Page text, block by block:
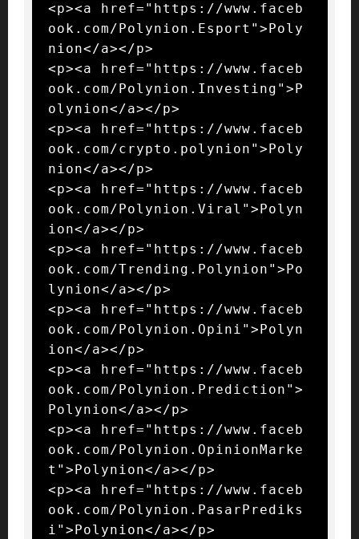
<p><a href="https://www.faceb
ook.com/Polynion.Esport">Poly
nion</a></p>
<p><a href="https://www.faceb
ook.com/Polynion.Investing">P
olynion</a></p>
<p><a href="https://www.faceb
ook.com/crypto.polynion">Poly
nion</a></p>
<p><a href="https://www.faceb
ook.com/Polynion.Viral">Polyn
ion</a></p>
<p><a href="https://www.faceb
ook.com/Trending.Polynion">Po
lynion</a></p>
<p><a href="https://www.faceb
ook.com/Polynion.Opini">Polyn
ion</a></p>
<p><a href="https://www.faceb
ook.com/Polynion.Prediction">
Polynion</a></p>
<p><a href="https://www.faceb
ook.com/Polynion.OpinionMarke
t">Polynion</a></p>
<p><a href="https://www.faceb
ook.com/Polynion.PasarPrediks
i">Polynion</a></p>